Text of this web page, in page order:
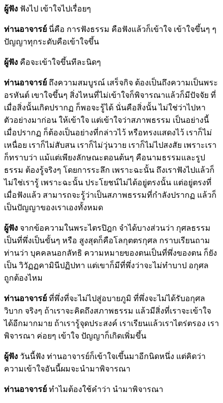
ผู้ฟัง ฟังไป เข้าใจไปเรื่อยๆ
ท่านอาจารย์ นี่คือ การฟังธรรม คือฟังแล้วก็เข้าใจ เข้าใจขึ้นๆ ๆ
ปัญญาทุกระดับคือเข้าใจขึ้น
ผู้ฟัง คือจะเข้าใจขึ้นทีละนิดๆ
ท่านอาจารย์ ถึงความสมบูรณ์ เสร็จกิจ ต้องเป็นถึงความเป็นพระ
อรหันต์ เขาใจขึ้นๆ สิ่งไหนที่ไม่เข้าใจก็พิจารณาแล้วก็มีปัจจัย ที่
เมื่อสิ่งนั้นเกิดปรากฏ ก็พอจะรู้ได้ นั่นคือสิ่งนั้น ไม่ใช่ว่าไปหา
ตัวอย่างมาก่อน ให้เข้าใจ แต่เข้าใจว่าสภาพธรรม เป็นอย่างนี้
เมื่อปรากฏ ก็ต้องเป็นอย่างที่กล่าวไว้ หรือทรงแสดงไว้ เราก็ไม่
เหนื่อย เราก็ไม่สับสน เราก็ไม่วุ่นวาย เราก็ไม่ไปสงสัย เพราะเรา
ก็ทราบว่า แม้แต่เพียงลักษณะตอนต้นๆ คือนามธรรมและรูป
ธรรม ต้องรู้จริงๆ โดยการระลึก เพราะฉะนั้น ถึงเราฟังไปแล้วก็
ไม่ใช่เรารู้ เพราะฉะนั้น ประโยชน์ไม่ได้อยู่ตรงนั้น แต่อยู่ตรงที่
เมื่อฟังแล้ว สามารถจะรู้ว่าเป็นสภาพธรรมที่กำลังปรากฏ แล้วก็
เป็นปัญญาของเราเองทั้งหมด
ผู้ฟัง จากข้อความในพระไตรปิฎก จำได้บางส่วนว่า กุศลธรรม
เป็นที่พึ่งเป็นขั้นๆ หรือ สูงสุดก็คือโลกุตตรกุศล กราบเรียนถาม
ท่านว่า บุคคลนอกลัทธิ ความหมายของตนเป็นที่พึ่งของตน ก็ยัง
เป็น วิวัฏฏคามินีปฏิปทา แต่เขาก็มีที่พึ่งว่าจะไม่ทำบาป อกุศล
ถูกต้องไหม
ท่านอาจารย์ ที่พึ่งที่จะไม่ไปสู่อบายภูมิ ที่พึ่งจะไม่ได้รับอกุศล
วิบาก จริงๆ ถ้าเราจะคิดถึงสภาพธรรม แล้วมีสิ่งที่เราจะเข้าใจ
ได้อีกมากมาย ถ้าเรารู้จุดประสงค์ เราเรียนแล้วเราไตร่ตรอง เรา
พิจารณา ค่อยๆ เข้าใจ ปัญญาก็เกิดเพิ่มขึ้น
ผู้ฟัง วันนี้ฟัง ท่านอาจารย์ก็เข้าใจเขึ้นมาอีกนิดหนึ่ง แต่คิดว่า
ความเข้าใจอันนี้ผมจะนำมาพิจารณา
ท่านอาจารย์ ทำไมต้องใช้คำว่า นำมาพิจารณา